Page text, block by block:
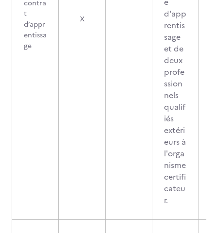
contra
t
d’appr
entissa
ge
X
d'app
rentis
sage
et de
deux
profe
ssion
nels
qualif
iés
extéri
eurs à
l'orga
nisme
certifi
cateu
r.